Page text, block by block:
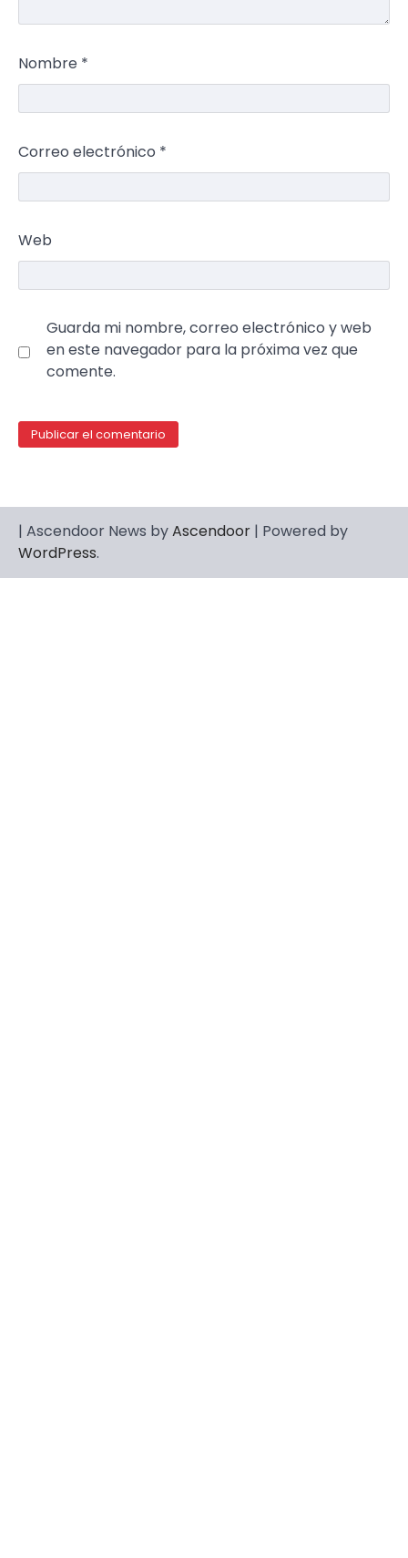
Nombre *
Correo electrónico *
Web
Guarda mi nombre, correo electrónico y web
en este navegador para la próxima vez que
comente.
| Ascendoor News byAscendoor | Powered by
WordPress.